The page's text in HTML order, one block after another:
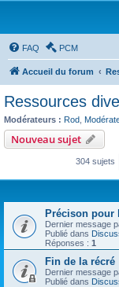
FAQ PCM
Accueil du forum
Ressources
Modérateurs : Rod
Nouveau sujet
304 sujets
Précison pour
Dernier message
Publié dans
Réponses : 1
Fin de la récré
Dernier message
Publié dans